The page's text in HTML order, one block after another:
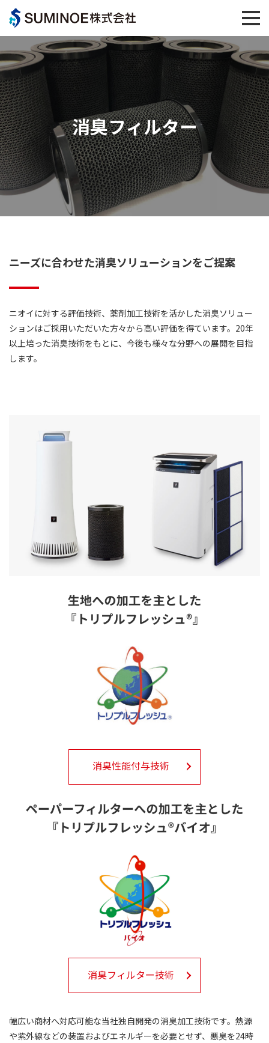
消臭フィルター
ニーズに合わせた消臭ソリューションをご提案
ニオイに対する評価技術、薬剤加工技術を活かした消臭ソリュー
ションはご採用いただいた方々から高い評価を得ています。20年
以上培った消臭技術をもとに、今後も様々な分野への展開を目指
します。
消臭性能付与技術
消臭フィルター技術
幅広い商材へ対応可能な当社独自開発の消臭加工技術です。熱源
や紫外線などの装置およびエネルギーを必要とせず、悪臭を24時